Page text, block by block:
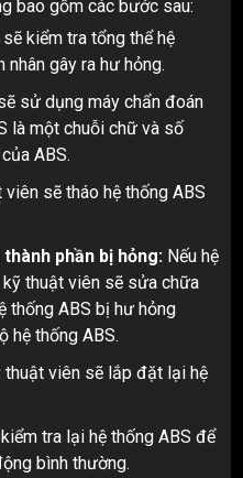
bao gồm các bước sau:
kiểm tra tổng thể hệ
gây ra hư hỏng.
sử dụng máy chẩn đoán
là một chuỗi chữ và số
ABS.
viên sẽ tháo hệ thống ABS
phần bị hỏng: Nếu hệ
thuật viên sẽ sửa chữa
thống ABS bị hư hỏng
hệ thống ABS.
thuật viên sẽ lắp đặt lại hệ
tra lại hệ thống ABS để
bình thường.